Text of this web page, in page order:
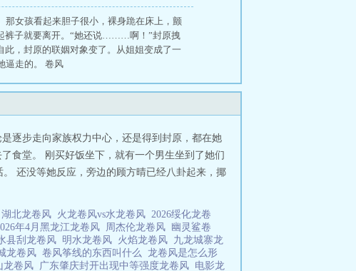
女孩看起来胆子很小，裸身跪在床上，颤
裤子就要离开。“她还说………啊！”封原拽
，封原的联姻对象变了。从姐姐变成了一
逼走的。 卷风
逐步走向家族权力中心，还是得到封原，都在她
食堂。 刚买好饭坐下，就有一个男生坐到了她们
还没等她反应，旁边的顾方晴已经八卦起来，揶
湖北龙卷风 火龙卷风vs水龙卷风 2026绥化龙卷
年4月黑龙江龙卷风 周杰伦龙卷风
幽灵鲨卷
县刮龙卷风 明水龙卷风 火焰龙卷风 九龙城寨龙
龙卷风 卷风筝线的东西叫什么 龙卷风是怎么形
龙卷风 广东肇庆封开出现中等强度龙卷风 电影龙